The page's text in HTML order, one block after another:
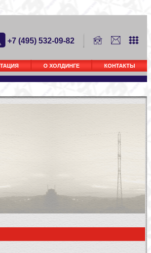
+7 (495) 532-09-82
О ХОЛДИНГЕ КОНТАКТЫ